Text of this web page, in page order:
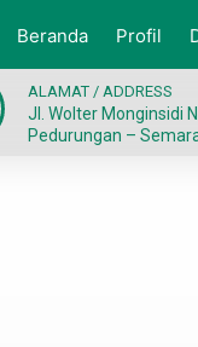
Beranda Profil
ALAMAT / ADDRESS
Jl. Wolter Monginsidi
Pedurungan –